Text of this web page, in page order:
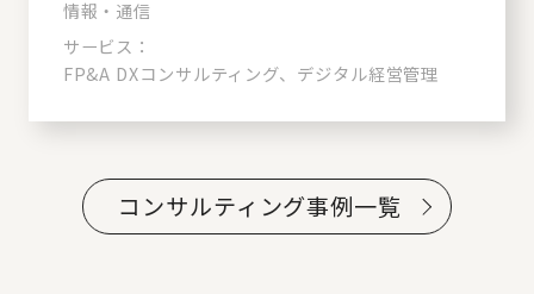
情報・通信
サービス：
FP&A DXコンサルティング、デジタル経営管理
コンサルティング事例一覧